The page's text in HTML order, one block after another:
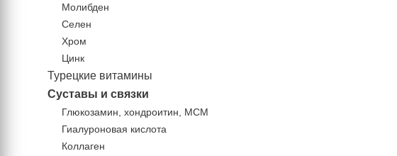
Молибден
Селен
Хром
Цинк
Турецкие витамины
Суставы и связки
Глюкозамин, хондроитин, МСМ
Гиалуроновая кислота
Коллаген